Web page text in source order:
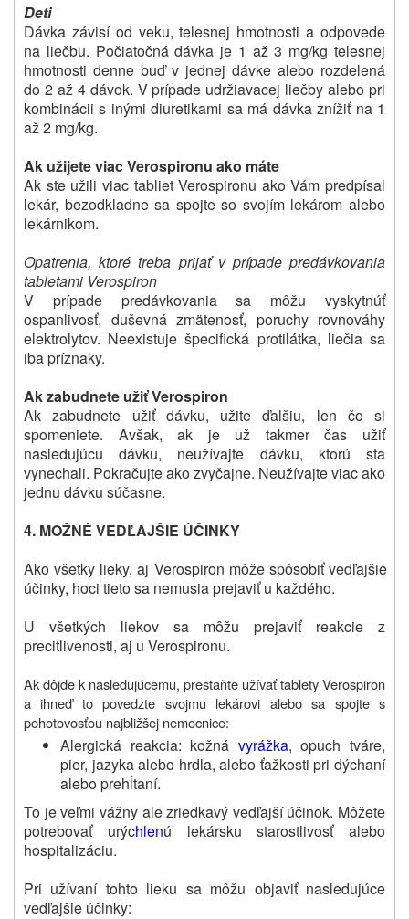
Deti
Dávka závisí od veku, telesnej hmotnosti a odpovede
na liečbu. Počiatočná dávka je 1 až 3 mg/kg telesnej
hmotnosti denne buď v jednej dávke alebo rozdelená
do 2 až 4 dávok. V prípade udržiavacej liečby alebo pri
kombinácii s inými diuretikami sa má dávka znížiť na 1
až 2 mg/kg.
Ak užijete viac Verospironu ako máte
Ak ste užili viac tabliet Verospironu ako Vám predpísal
lekár, bezodkladne sa spojte so svojím lekárom alebo
lekárnikom.
Opatrenia, ktoré treba prijať v prípade predávkovania
tabletami Verospiron
V prípade predávkovania sa môžu vyskytnúť
ospanlivosť, duševná zmätenosť, poruchy rovnováhy
elektrolytov. Neexistuje špecifická protilátka, liečia sa
iba príznaky.
Ak zabudnete užiť Verospiron
Ak zabudnete užiť dávku, užite ďalšiu, len čo si
spomeniete. Avšak, ak je už takmer čas užiť
nasledujúcu dávku, neužívajte dávku, ktorú sta
vynechali. Pokračujte ako zvyčajne. Neužívajte viac ako
jednu dávku súčasne.
4. MOŽNÉ VEDĽAJŠIE ÚČINKY
Ako všetky lieky, aj Verospiron môže spôsobiť vedľajšie
účinky, hoci tieto sa nemusia prejaviť u každého.
U všetkých liekov sa môžu prejaviť reakcie z
precitlivenosti, aj u Verospironu.
Ak dôjde k nasledujúcemu, prestaňte užívať tablety Verospiron
a ihneď to povedzte svojmu lekárovi alebo sa spojte s
pohotovosťou najbližšej nemocnice:
Alergická reakcia: kožná vyrážka, opuch tváre,
pier, jazyka alebo hrdla, alebo ťažkosti pri dýchaní
alebo prehĺtaní.
To je veľmi vážny ale zriedkavý vedľajší účinok. Môžete
potrebovať urýchlenú lekársku starostlivosť alebo
hospitalizáciu.
Pri užívaní tohto lieku sa môžu objaviť nasledujúce
vedľajšie účinky: